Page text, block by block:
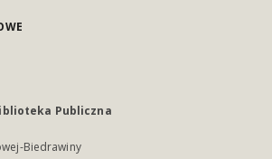
Publiczna
Biedrawiny